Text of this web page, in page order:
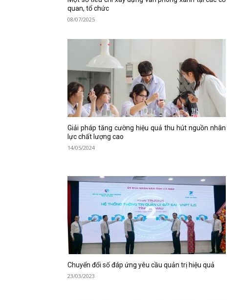
quan, tổ chức
08/07/2025
Giải pháp tăng cường hiệu quả thu hút nguồn nhân
lực chất lượng cao
14/05/2024
Chuyển đổi số đáp ứng yêu cầu quản trị hiệu quả
23/03/2023